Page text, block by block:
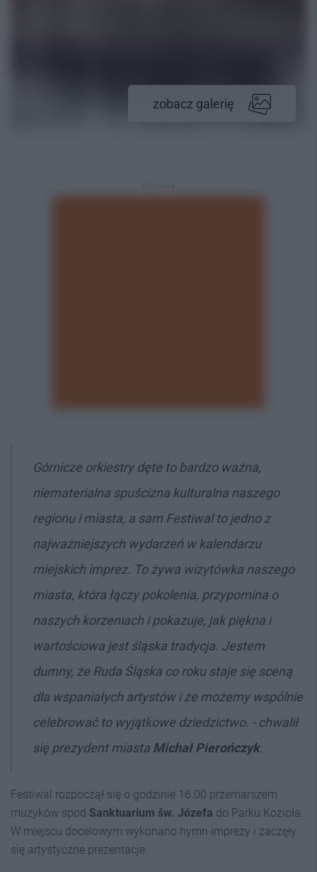
zobacz galerię
Górnicze orkiestry dęte to bardzo ważna,
niematerialna spuścizna kulturalna naszego
regionu i miasta, a sam Festiwal to jedno z
najważniejszych wydarzeń w kalendarzu
miejskich imprez. To żywa wizytówka naszego
miasta, która łączy pokolenia, przypomina o
naszych korzeniach i pokazuje, jak piękna i
wartościowa jest śląska tradycja. Jestem
dumny, że Ruda Śląska co roku staje się sceną
dla wspaniałych artystów i że możemy wspólnie
celebrować to wyjątkowe dziedzictwo. - chwalił
się prezydent miasta Michał Pierończyk.
Festiwal rozpoczął się o godzinie 16.00 przemarszem
muzyków spod Sanktuarium św. Józefa do Parku Kozioła.
W miejscu docelowym wykonano hymn imprezy i zaczęły
się artystyczne prezentacje.